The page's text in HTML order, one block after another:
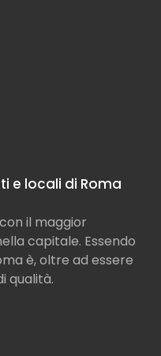
e locali di Roma
il maggior
capitale. Essendo
è, oltre ad essere
qualità.